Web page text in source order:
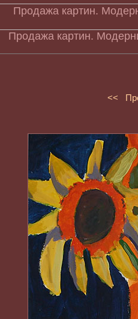
Продажа картин.
<<